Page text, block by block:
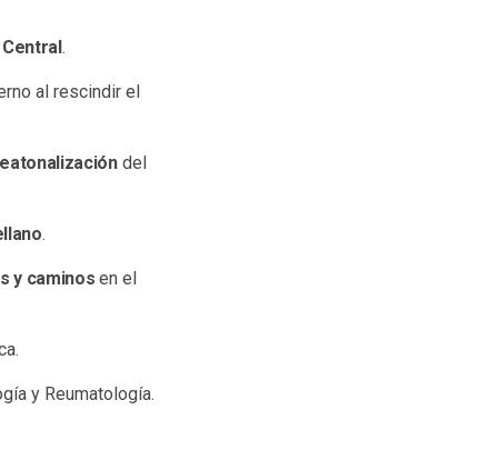
.
al rescindir el
del
.
y caminos en el
y Reumatología.